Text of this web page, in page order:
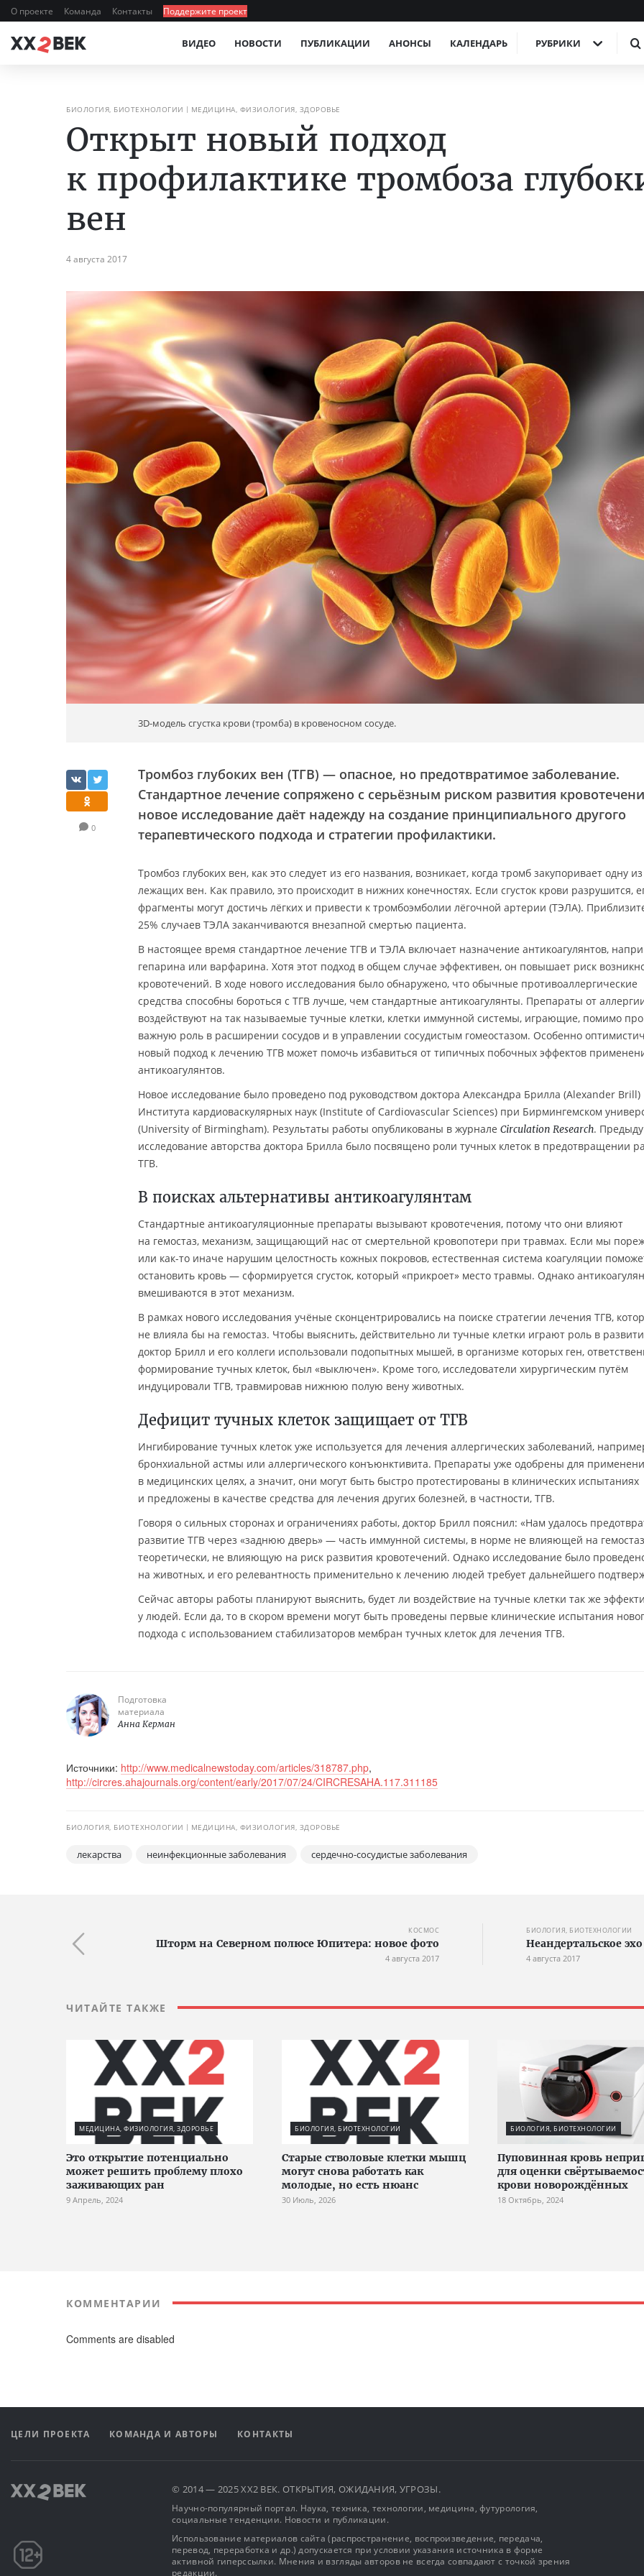
О проекте Команда Контакты Поддержите проект
ВИДЕО НОВОСТИ ПУБЛИКАЦИИ АНОНСЫ КАЛЕНДАРЬ РУБРИКИ
БИОЛОГИЯ, БИОТЕХНОЛОГИИ МЕДИЦИНА, ФИЗИОЛОГИЯ, ЗДОРОВЬЕ
Открыт новый подход
к профилактике тромбоза
вен
4 августа 2017
3D-модель сгустка крови (тромба) в кровеносном сосуде.
0
Тромбоз глубоких вен (ТГВ) — опасное, но предотвратимое заболевание.
Стандартное лечение сопряжено с серьёзным риском развития
новое исследование даёт надежду на создание принципиального другого
терапевтического подхода и стратегии профилактики.
Тромбоз глубоких вен, как это следует из его названия, возникает, когда тромб закупоривает одну из
лежащих вен. Как правило, это происходит в нижних конечностях. Если сгусток крови разрушится,
фрагменты могут достичь лёгких и привести к тромбоэмболии лёгочной артерии (ТЭЛА).
25% случаев ТЭЛА заканчиваются внезапной смертью пациента.
В настоящее время стандартное лечение ТГВ и ТЭЛА включает назначение антикоагулянтов,
гепарина или варфарина. Хотя этот подход в общем случае эффективен, он повышает риск
кровотечений. В ходе нового исследования было обнаружено, что обычные противоаллергические
средства способны бороться с ТГВ лучше, чем стандартные антикоагулянты. Препараты от
воздействуют на так называемые тучные клетки, клетки иммунной системы, играющие, помимо
важную роль в расширении сосудов и в управлении сосудистым гомеостазом. Особенно
новый подход к лечению ТГВ может помочь избавиться от типичных побочных эффектов
антикоагулянтов.
Новое исследование было проведено под руководством доктора Александра Брилла (Alexander Brill)
Института кардиоваскулярных наук (Institute of Cardiovascular Sciences) при Бирмингемском
(University of Birmingham). Результаты работы опубликованы в журнале Circulation Research.
исследование авторства доктора Брилла было посвящено роли тучных клеток в предотвращении
ТГВ.
В поисках альтернативы антикоагулянтам
Стандартные антикоагуляционные препараты вызывают кровотечения, потому что они влияют
на гемостаз, механизм, защищающий нас от смертельной кровопотери при травмах. Если мы
или как-то иначе нарушим целостность кожных покровов, естественная система коагуляции
остановить кровь — сформируется сгусток, который «прикроет» место травмы. Однако
вмешиваются в этот механизм.
В рамках нового исследования учёные сконцентрировались на поиске стратегии лечения ТГВ,
не влияла бы на гемостаз. Чтобы выяснить, действительно ли тучные клетки играют роль в
доктор Брилл и его коллеги использовали подопытных мышей, в организме которых ген,
формирование тучных клеток, был «выключен». Кроме того, исследователи хирургическим путём
индуцировали ТГВ, травмировав нижнюю полую вену животных.
Дефицит тучных клеток защищает от ТГВ
Ингибирование тучных клеток уже используется для лечения аллергических заболеваний,
бронхиальной астмы или аллергического конъюнктивита. Препараты уже одобрены для
в медицинских целях, а значит, они могут быть быстро протестированы в клинических испытаниях
и предложены в качестве средства для лечения других болезней, в частности, ТГВ.
Говоря о сильных сторонах и ограничениях работы, доктор Брилл пояснил: «Нам удалось
развитие ТГВ через «заднюю дверь» — часть иммунной системы, в норме не влияющей на
теоретически, не влияющую на риск развития кровотечений. Однако исследование было
на животных, и его релевантность применительно к лечению людей требует дальнейшего
Сейчас авторы работы планируют выяснить, будет ли воздействие на тучные клетки так же
у людей. Если да, то в скором времени могут быть проведены первые клинические испытания
подхода с использованием стабилизаторов мембран тучных клеток для лечения ТГВ.
Подготовка
материала
Анна Керман
Источники: http://www.medicalnewstoday.com/articles/318787.php,
http://circres.ahajournals.org/content/early/2017/07/24/CIRCRESAHA.117.311185
БИОЛОГИЯ, БИОТЕХНОЛОГИИ МЕДИЦИНА, ФИЗИОЛОГИЯ, ЗДОРОВЬЕ
лекарства неинфекционные заболевания сердечно-сосудистые заболевания
КОСМОС
Шторм на Северном полюсе Юпитера: новое фото
4 августа 2017
БИОЛОГИЯ, БИОТЕХНОЛОГИИ
Неандертальское
4 августа 2017
ЧИТАЙТЕ ТАКЖЕ
МЕДИЦИНА, ФИЗИОЛОГИЯ, ЗДОРОВЬЕ
Это открытие потенциально
может решить проблему плохо
заживающих ран
9 Апрель, 2024
БИОЛОГИЯ, БИОТЕХНОЛОГИИ
Старые стволовые клетки мышц
могут снова работать как
молодые, но есть нюанс
30 Июль, 2026
БИОЛОГИЯ, БИОТЕХНОЛОГИИ
Пуповинная кровь
для оценки
крови новорождённых
18 Октябрь, 2024
КОММЕНТАРИИ
Comments are disabled
ЦЕЛИ ПРОЕКТА КОМАНДА И АВТОРЫ КОНТАКТЫ
© 2014 — 2025 XX2 ВЕК. ОТКРЫТИЯ, ОЖИДАНИЯ, УГРОЗЫ.
Научно-популярный портал. Наука, техника, технологии, медицина, футурология,
социальные тенденции. Новости и публикации.
Использование материалов сайта (распространение, воспроизведение, передача,
перевод, переработка и др.) допускается при условии указания источника в форме
активной гиперссылки. Мнения и взгляды авторов не всегда совпадают с точкой зрения
редакции.